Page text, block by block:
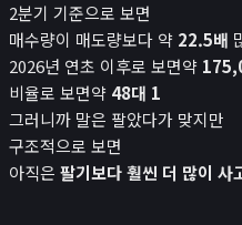
2분기 기준으로 보면
매수량이 매도량보다 약 22.5배
2026년 연초 이후로 보면약
비율로 보면약 48대 1
그러니까 말은 팔았다가 맞지만
구조적으로 보면
아직은 팔기보다 훨씬 더 많이 사